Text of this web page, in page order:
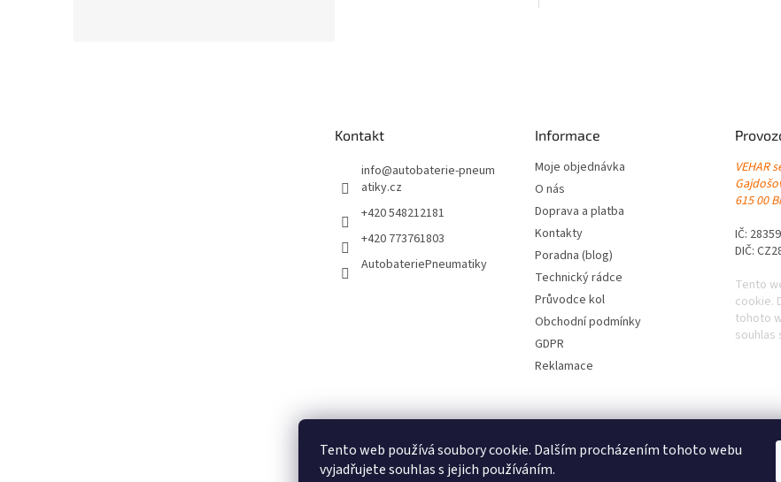
Tento web používá soubory cookie. Dalším procházením tohoto webu
vyjadřujete souhlas s jejich používáním.
Kontakt
info@autobaterie-pneum
atiky.cz
+420 548212181
+420 773761803
AutobateriePneumatiky
Informace
Moje objednávka
O nás
Doprava a platba
Kontakty
Poradna (blog)
Technický rádce
Průvodce kol
Obchodní podmínky
GDPR
Reklamace
VEHAR
615 00
IČ:
DIČ:
Tento
cookie.
tohoto
souhlas
Pneumatiky|Levné pneumatiky s dopravou zdarma Zimní